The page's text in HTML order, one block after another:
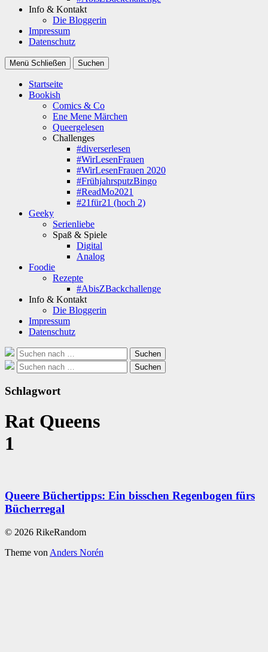
Info & Kontakt
Die Bloggerin
Impressum
Datenschutz
Menü Schließen Suchen
Startseite
Bookish
Comics & Co
Ene Mene Märchen
Queergelesen
Challenges
#diverserlesen
#WirLesenFrauen
#WirLesenFrauen 2020
#FrühjahrsputzBingo
#ReadMo2021
#21für21 (hoch 2)
Geeky
Serienliebe
Spaß & Spiele
Digital
Analog
Foodie
Rezepte
#AbisZBackchallenge
Info & Kontakt
Die Bloggerin
Impressum
Datenschutz
Suche
nach:
Suchen
Suche
nach:
Suchen
Schlagwort
Rat Queens
1
Queere Büchertipps: Ein bisschen Regenbogen fürs
Bücherregal
© 2026 RikeRandom
Theme von Anders Norén